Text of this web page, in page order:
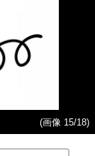
(画像 15/18)